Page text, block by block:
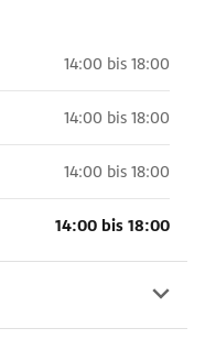
14:00 bis 18:00
14:00 bis 18:00
14:00 bis 18:00
14:00 bis 18:00